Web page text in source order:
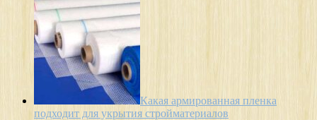
Какая армированная пленка
подходит для укрытия стройматериалов